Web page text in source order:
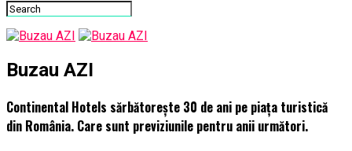
Buzau AZI
Continental Hotels sărbătorește 30 de ani pe piața turistică
din România. Care sunt previziunile pentru anii următori.